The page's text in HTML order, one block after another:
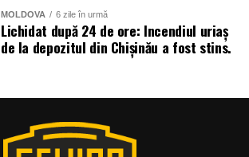
MOLDOVA 6 zile în urmă
Lichidat după 24 de ore: Incendiul uriaș
de la depozitul din Chișinău a fost stins.